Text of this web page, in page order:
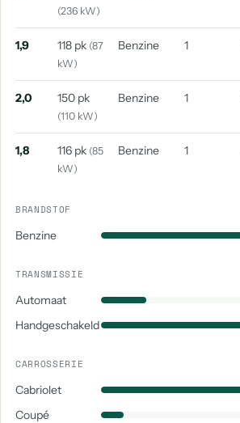
(236 kW)
1,9 118 pk (87
kW)
Benzine 1
2,0 150 pk
(110 kW)
Benzine 1
1,8 116 pk (85
kW)
Benzine 1
BRANDSTOF
Benzine
TRANSMISSIE
Automaat
Handgeschakeld
CARROSSERIE
Cabriolet
Coupé